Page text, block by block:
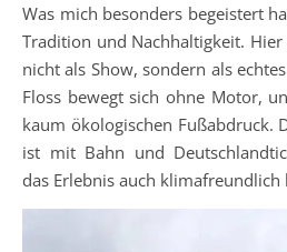
Was mich besonders begeistert
Tradition und Nachhaltigkeit.
nicht als Show, sondern als
Floss bewegt sich ohne Motor,
kaum ökologischen Fußabdruck.
ist mit Bahn und
das Erlebnis auch klimafreundlich